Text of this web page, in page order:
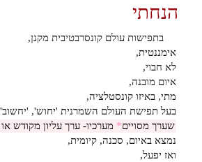
הנחתי
בתפישות עולם קונסרבטיבית מקנן,
אימננטית,
לא חבוי,
איום מובנה,
מתי, באיזו קונסטלציה,
בעל תפישת העולם השמרנית 'יחוש',
שערך מסויים* מערכיו- ערך עליון מקודש
נמצא באיום, סכנה, קיומית,
ואז יפעל,